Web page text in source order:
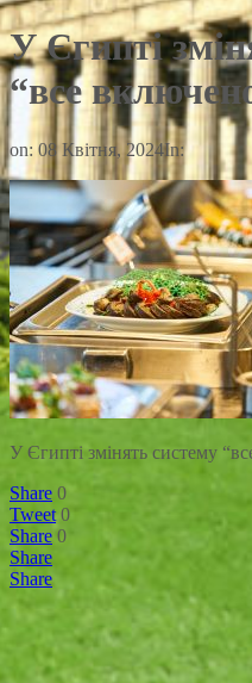
У Єгипті
“все
on: 08 Квітня, 2024In:
У Єгипті змінять систему
Share 0
Tweet 0
Share 0
Share
Share